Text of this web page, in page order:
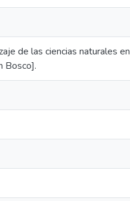
de las ciencias naturales en
Bosco].